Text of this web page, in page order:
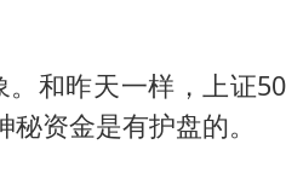
。和昨天一样，上证
资金是有护盘的。